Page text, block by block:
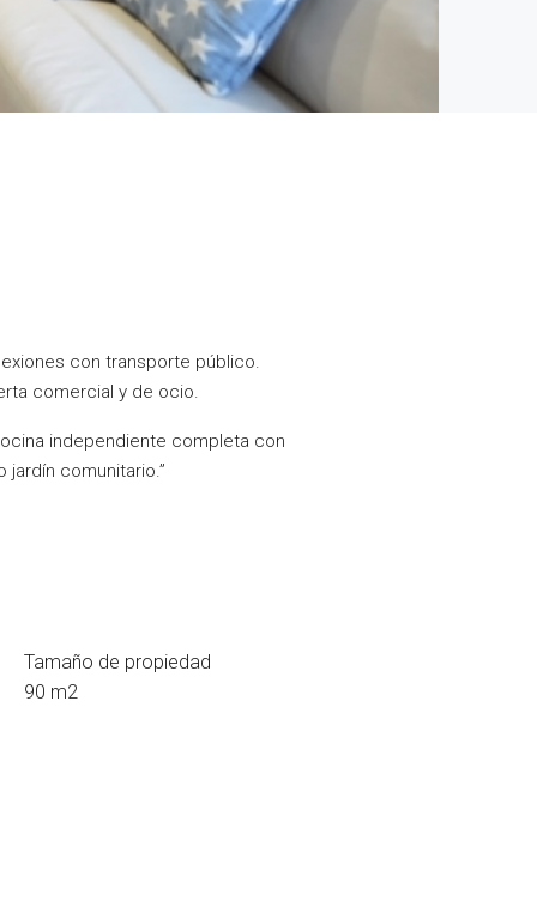
con transporte público.
comercial y de ocio.
independiente completa con
comunitario.”
Tamaño de propiedad
90 m2